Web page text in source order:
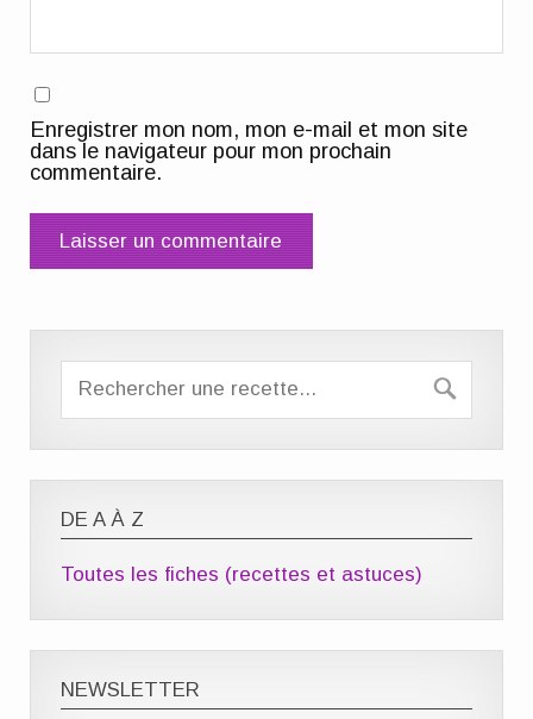
Enregistrer mon nom, mon e-mail et mon site
dans le navigateur pour mon prochain
commentaire.
DE A À Z
Toutes les fiches (recettes et astuces)
NEWSLETTER